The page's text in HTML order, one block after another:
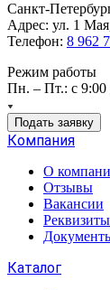
Санкт-
Адрес: ул. 1
Телефон: 8 962
Режим работы
Пн. – Пт.: с 9:00
Подать заявку
Компания
О
Отзывы
Вакансии
Реквизиты
Каталог